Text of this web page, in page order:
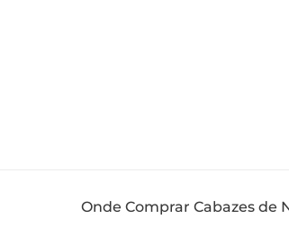
Onde Comprar Cabazes de